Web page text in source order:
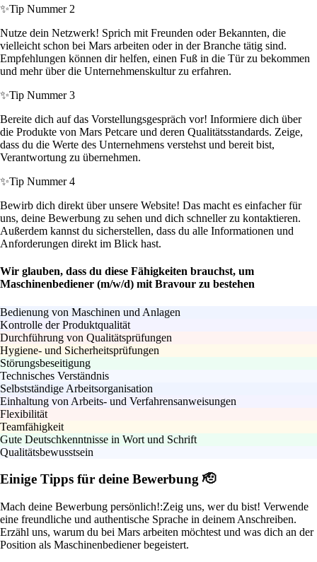
✨Tip Nummer 2
Nutze dein Netzwerk! Sprich mit Freunden oder Bekannten, die
vielleicht schon bei Mars arbeiten oder in der Branche tätig sind.
Empfehlungen können dir helfen, einen Fuß in die Tür zu bekommen
und mehr über die Unternehmenskultur zu erfahren.
✨Tip Nummer 3
Bereite dich auf das Vorstellungsgespräch vor! Informiere dich über
die Produkte von Mars Petcare und deren Qualitätsstandards. Zeige,
dass du die Werte des Unternehmens verstehst und bereit bist,
Verantwortung zu übernehmen.
✨Tip Nummer 4
Bewirb dich direkt über unsere Website! Das macht es einfacher für
uns, deine Bewerbung zu sehen und dich schneller zu kontaktieren.
Außerdem kannst du sicherstellen, dass du alle Informationen und
Anforderungen direkt im Blick hast.
Wir glauben, dass du diese Fähigkeiten brauchst, um
Maschinenbediener (m/w/d) mit Bravour zu bestehen
Bedienung von Maschinen und Anlagen
Kontrolle der Produktqualität
Durchführung von Qualitätsprüfungen
Hygiene- und Sicherheitsprüfungen
Störungsbeseitigung
Technisches Verständnis
Selbstständige Arbeitsorganisation
Einhaltung von Arbeits- und Verfahrensanweisungen
Flexibilität
Teamfähigkeit
Gute Deutschkenntnisse in Wort und Schrift
Qualitätsbewusstsein
Einige Tipps für deine Bewerbung 🫡
Mach deine Bewerbung persönlich!:Zeig uns, wer du bist! Verwende
eine freundliche und authentische Sprache in deinem Anschreiben.
Erzähl uns, warum du bei Mars arbeiten möchtest und was dich an der
Position als Maschinenbediener begeistert.